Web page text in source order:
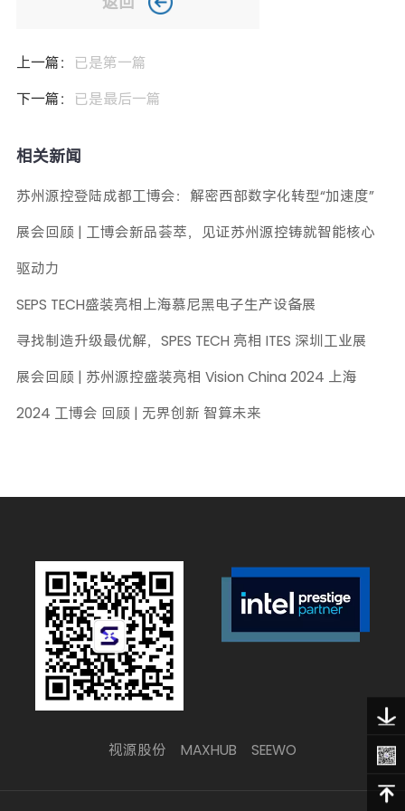
上一篇： 已是第一篇
下一篇： 已是最后一篇
相关新闻
苏州源控登陆成都工博会：解密西部数字化转型“加速度”
展会回顾 | 工博会新品荟萃，见证苏州源控铸就智能核心
驱动力
SEPS TECH盛装亮相上海慕尼黑电子生产设备展
寻找制造升级最优解，SPES TECH 亮相 ITES 深圳工业展
展会回顾 | 苏州源控盛装亮相 Vision China 2024 上海
2024 工博会 回顾 | 无界创新 智算未来
视源股份 MAXHUB SEEWO